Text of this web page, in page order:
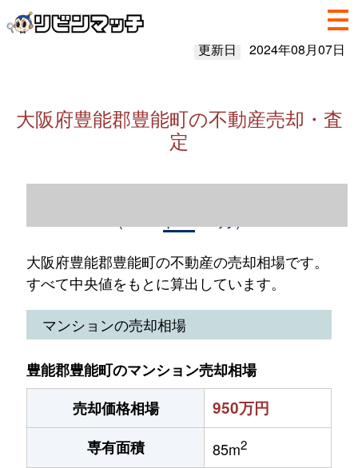
更新日 2024年08月07日
大阪府豊能郡豊能町の不動産売却・査
定
大阪府豊能郡豊能町の不動産の売却相場です。
すべて中央値をもとに算出しています。
マンションの売却相場
豊能郡豊能町のマンション売却相場
売却価格相場
950万円
専有面積 85m2